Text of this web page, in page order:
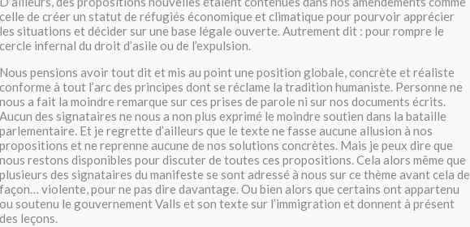
celle de créer un statut de réfugiés économique et climatique pour pourvoir apprécier
les situations et décider sur une base légale ouverte. Autrement dit : pour rompre le
cercle infernal du droit d’asile ou de l’expulsion.
Nous pensions avoir tout dit et mis au point une position globale, concrète et réaliste
conforme à tout l’arc des principes dont se réclame la tradition humaniste. Personne ne
nous a fait la moindre remarque sur ces prises de parole ni sur nos documents écrits.
Aucun des signataires ne nous a non plus exprimé le moindre soutien dans la bataille
parlementaire. Et je regrette d’ailleurs que le texte ne fasse aucune allusion à nos
propositions et ne reprenne aucune de nos solutions concrètes. Mais je peux dire que
nous restons disponibles pour discuter de toutes ces propositions. Cela alors même que
plusieurs des signataires du manifeste se sont adressé à nous sur ce thème avant cela de
façon… violente, pour ne pas dire davantage. Ou bien alors que certains ont appartenu
ou soutenu le gouvernement Valls et son texte sur l’immigration et donnent à présent
des leçons.